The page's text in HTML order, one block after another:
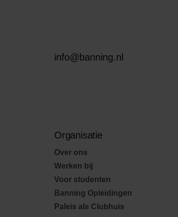
info@banning.nl
Organisatie
Over ons
Werken bij
Voor studenten
Banning Opleidingen
Paleis als Clubhuis